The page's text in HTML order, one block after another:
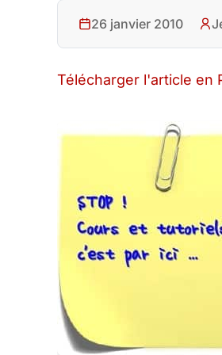
26 janvier 2010
Télécharger l'article en